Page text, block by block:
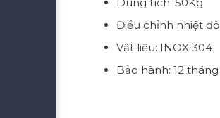
Dung tích: 50Kg
Điều chỉnh nhiệt độ
Vật liệu: INOX 304
Bảo hành: 12 tháng